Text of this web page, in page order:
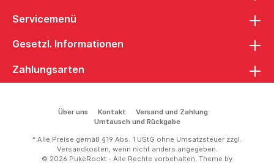
Servicemenü
Gesetzl. Informationen
Zahlungsarten
Über uns Kontakt
Versand und Zahlung
Umtausch und Rückgabe
* Alle Preise gemäß §19 Abs. 1 UStG ohne Umsatzsteuer zzgl.
Versandkosten, wenn nicht anders angegeben.
© 2026 PukeRockt - Alle Rechte vorbehalten. Theme by